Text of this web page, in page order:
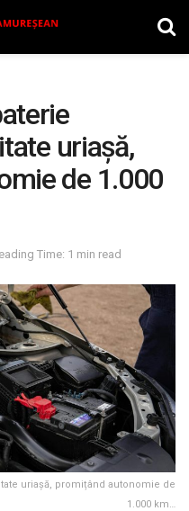
uriașă,
de 1.000
Time: 1 min read
uriașă, promițând autonomie de
1.000 km…